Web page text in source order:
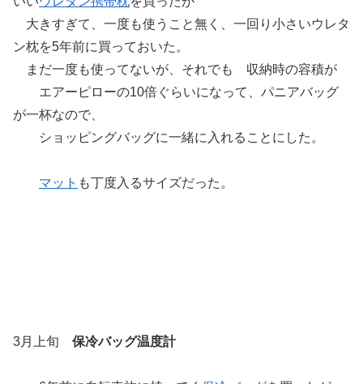
大きすぎて、一度も使うこと無く、一回り小さいウレタ
ン枕を5年前に買っておいた。
まだ一度も使ってないが、それでも 収納時の容積が
エアーピローの10倍ぐらいになって、パニアバッグ
が一杯なので、
ショッピングバッグに一緒に入れることにした。
マット も丁度入るサイズだった。
3月上旬 保冷バッグ温度計